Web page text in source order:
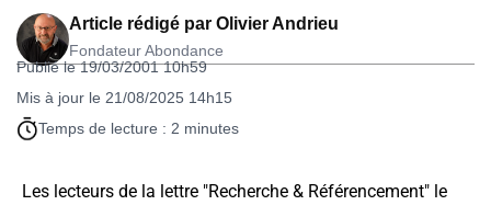
Article rédigé par Olivier Andrieu
Fondateur Abondance
Publié le 19/03/2001 10h59
Mis à jour le 21/08/2025 14h15
Temps de lecture : 2 minutes
Les lecteurs de la lettre "Recherche & Référencement" le